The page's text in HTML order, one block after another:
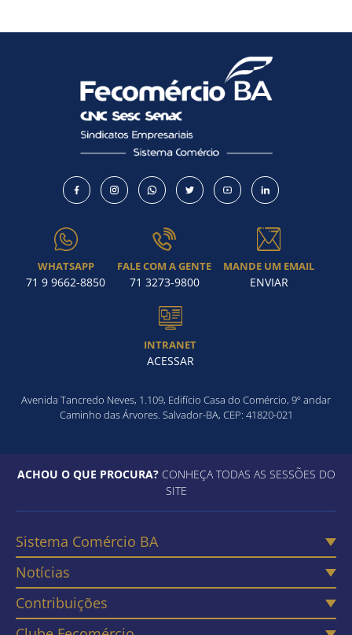
WHATSAPP
71 9 9662-8850
FALE COM A GENTE
71 3273-9800
MANDE UM EMAIL
ENVIAR
INTRANET
ACESSAR
Avenida Tancredo Neves, 1.109, Edifício Casa do Comércio, 9º andar
Caminho das Árvores. Salvador-BA, CEP: 41820-021
ACHOU O QUE PROCURA?CONHEÇA TODAS AS SESSÕES DO
SITE
Sistema Comércio BA
Notícias
Contribuições